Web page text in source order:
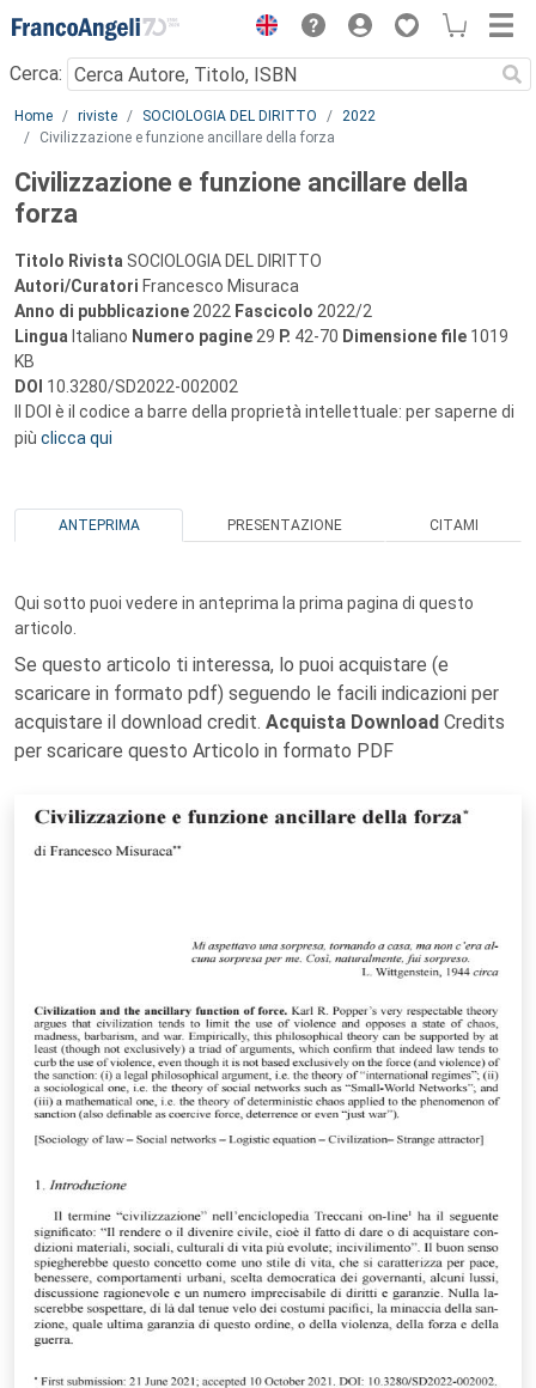
Menu
Cerca:
Main content
Home riviste SOCIOLOGIA DEL DIRITTO
2022
Civilizzazione e funzione ancillare della forza
Civilizzazione e funzione ancillare della
forza
Titolo Rivista SOCIOLOGIA DEL DIRITTO
Autori/Curatori Francesco Misuraca
Anno di pubblicazione 2022 Fascicolo 2022/2
Lingua Italiano Numero pagine 29 P. 42-70 Dimensione file 1019
KB
DOI 10.3280/SD2022-002002
Il DOI è il codice a barre della proprietà intellettuale: per saperne di
più clicca qui
ANTEPRIMA PRESENTAZIONE CITAMI
Qui sotto puoi vedere in anteprima la prima pagina di questo
articolo.
Se questo articolo ti interessa, lo puoi acquistare (e
scaricare in formato pdf) seguendo le facili indicazioni per
acquistare il download credit. Acquista Download Credits
per scaricare questo Articolo in formato PDF